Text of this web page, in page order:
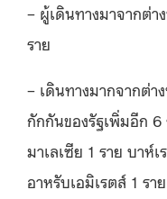
– ผู้เดินทางมาจากต่า
ราย
– เดินทางมากจากต่า
กักกันของรัฐเพิ่มอีก 6
มาเลเซีย 1 ราย บาห์
อาหรับเอมิเรตส์ 1 ราย